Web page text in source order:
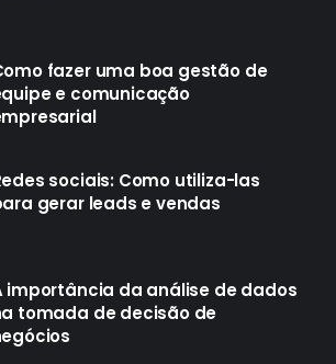
fazer uma boa gestão de
e comunicação
sociais: Como utiliza-las
gerar leads e vendas
importância da análise de dados
tomada de decisão de